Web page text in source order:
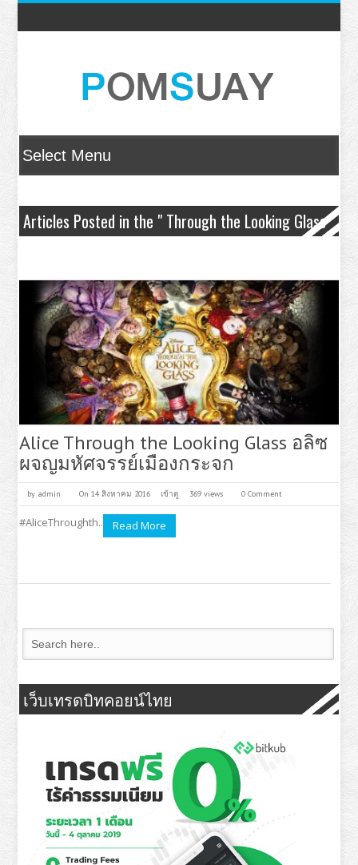
Articles Posted in the " Through the Looking Glass
" Category
Alice Through the Looking Glass อลิซ
ผจญมหัศจรรย์เมืองกระจก
by admin On 14 สิงหาคม 2016 เข้าดู 369 views 0 Comment
#AliceThroughth.. Read More
เว็บเทรดบิทคอยน์ไทย